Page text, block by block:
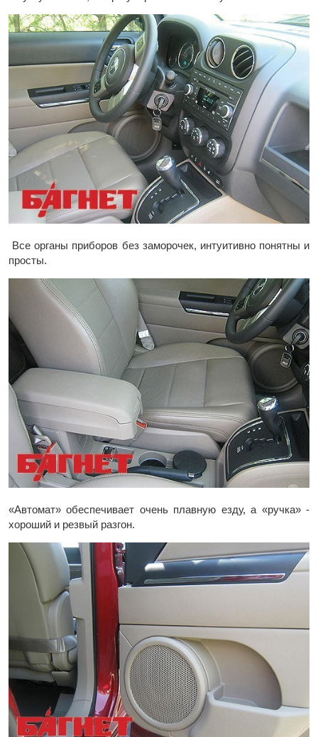
Все органы приборов без заморочек, интуитивно понятны и
просты.
«Автомат» обеспечивает очень плавную езду, а «ручка» -
хороший и резвый разгон.